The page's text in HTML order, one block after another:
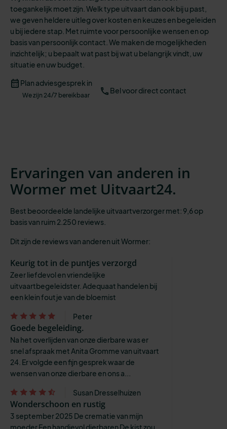
toegankelijk moet zijn. Welk type uitvaart dan ook bij u past,
we geven heldere uitleg over kosten en keuzes en begeleiden
u bij iedere stap. Met ruimte voor persoonlijke wensen en op
basis van persoonlijk contact. We maken de mogelijkheden
inzichtelijk; u bepaalt wat past bij wat u belangrijk vindt, uw
situatie en uw budget.
Plan adviesgesprek in
We zijn 24/7 bereikbaar Bel voor direct contact
Ervaringen van anderen in
Wormer met Uitvaart24.
Best beoordeelde landelijke uitvaartverzorger met: 9,6 op
basis van ruim 2.250 reviews.
Dit zijn de reviews van anderen uit Wormer:
Keurig tot in de puntjes verzorgd
Zeer liefdevol en vriendelijke
uitvaartbegeleidster. Adequaat handelen bij
een klein foutje van de bloemist
Peter
Goede begeleiding.
Na het overlijden van onze dierbare was er
snel afspraak met Anita Gromme van uitvaart
24. Er volgde een fijn gesprek waar de
wensen van onze dierbare en ons a...
Susan Dresselhuizen
Wonderschoon en rustig
3 september 2025 De crematie van mijn
moeder Een handjevol dierbaren De kist zou